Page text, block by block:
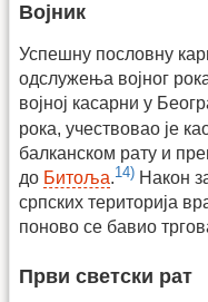
Војник
Успешну пословну
одслужења војног
војној касарни у
рока, учествовао је
балканском рату и
до Битоља.14) Након
српских територија
поново се бавио
Први светски рат